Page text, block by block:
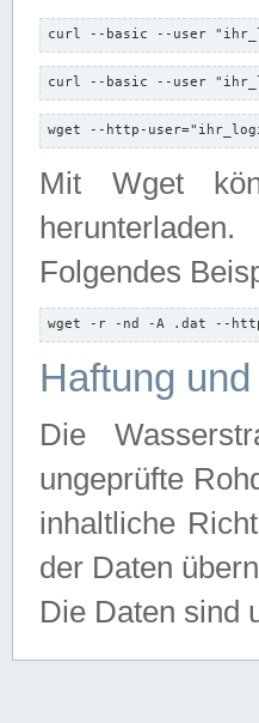
curl --basic --user
curl --basic --user
wget --http-
Mit Wget
herunterladen.
Folgendes
wget -r -nd -A .dat --
Haftung
Die
ungeprüfte
inhaltliche
der Daten
Die Daten sind